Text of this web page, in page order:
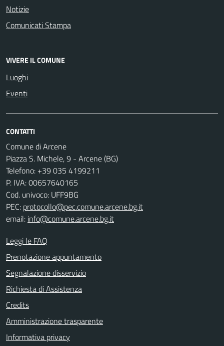
Notizie
Comunicati Stampa
VIVERE IL COMUNE
Luoghi
Eventi
CONTATTI
Comune di Arcene
Piazza S. Michele, 9 - Arcene (BG)
Telefono: +39 035 4199211
P. IVA: 00657640165
Cod. univoco: UFF9BG
PEC: protocollo@pec.comune.arcene.bg.it
email: info@comune.arcene.bg.it
Leggi le FAQ
Prenotazione appuntamento
Segnalazione disservizio
Richiesta di Assistenza
Credits
Amministrazione trasparente
Informativa privacy